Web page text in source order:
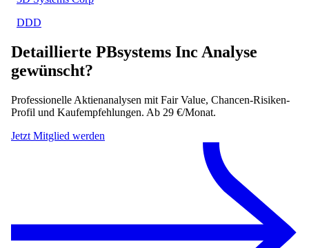
DDD
Detaillierte PBsystems Inc Analyse
gewünscht?
Professionelle Aktienanalysen mit Fair Value, Chancen-Risiken-
Profil und Kaufempfehlungen. Ab 29 €/Monat.
Jetzt Mitglied werden